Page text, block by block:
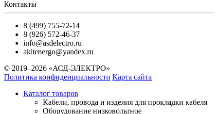
Контакты
8 (499) 755-72-14
8 (926) 572-46-37
info@asdelectro.ru
akitenergo@yandex.ru
© 2019–2026 «АСД-ЭЛЕКТРО»
Политика конфиденциальности Карта сайта
Каталог товаров
Кабели, провода и изделия для прокладки кабеля
Оборудование низковольтное